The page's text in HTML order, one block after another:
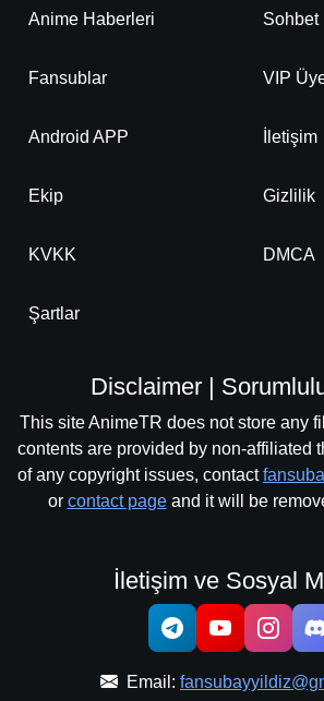
Anime Haberleri Sohbet
Fansublar VIP
Android APP İletişim
Ekip Gizlilik
KVKK DMCA
Şartlar
Disclaimer |
This site AnimeTR does not store any
contents are provided by non-affiliated
of any copyright issues, contact
or contact pageand it will be
İletişim ve Sosyal
Email: